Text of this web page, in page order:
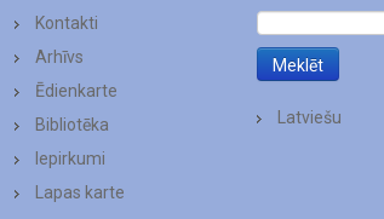
Kontakti
Arhīvs
Ēdienkarte
Bibliotēka
Iepirkumi
Lapas karte
Latviešu